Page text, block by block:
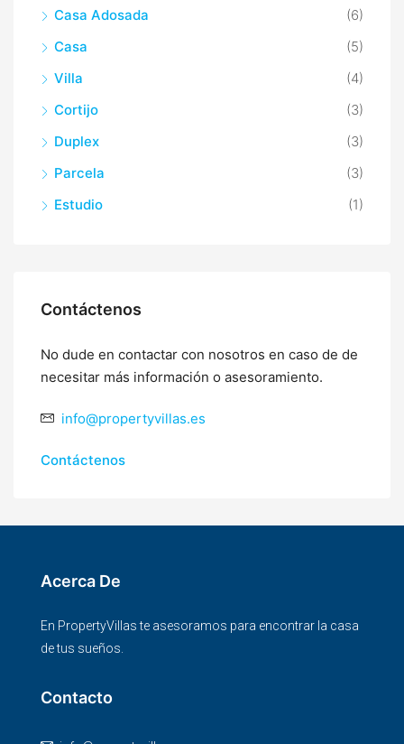
Casa Adosada
(6)
Casa
(5)
Villa
(4)
Cortijo
(3)
Duplex
(3)
Parcela
(3)
Estudio
(1)
Contáctenos
No dude en contactar con nosotros en caso de de
necesitar más información o asesoramiento.
info@propertyvillas.es
Contáctenos
Acerca De
En PropertyVillas te asesoramos para encontrar la casa
de tus sueños.
Contacto